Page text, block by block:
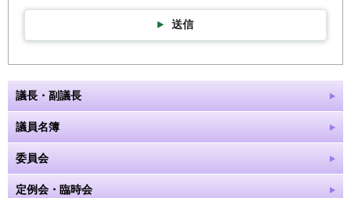
送信
議長・副議長
議員名簿
委員会
定例会・臨時会